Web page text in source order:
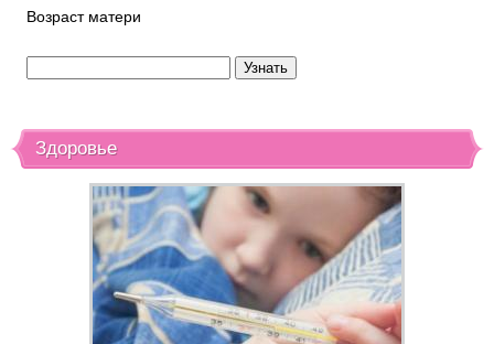
Возраст матери
Здоровье